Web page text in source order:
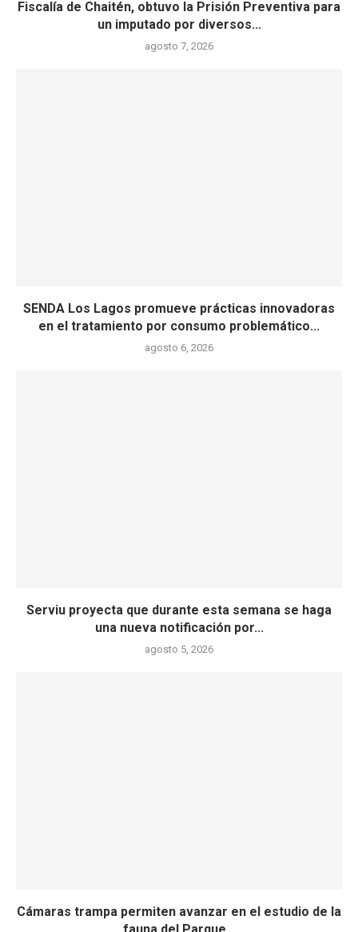
Fiscalía de Chaitén, obtuvo la Prisión Preventiva para
un imputado por diversos...
agosto 7, 2026
SENDA Los Lagos promueve prácticas innovadoras
en el tratamiento por consumo problemático...
agosto 6, 2026
Serviu proyecta que durante esta semana se haga
una nueva notificación por...
agosto 5, 2026
Cámaras trampa permiten avanzar en el estudio de la